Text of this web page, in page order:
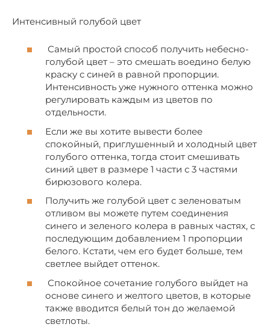
Интенсивный голубой цвет
Самый простой способ получить небесно-
голубой цвет – это смешать воедино белую
краску с синей в равной пропорции.
Интенсивность уже нужного оттенка можно
регулировать каждым из цветов по
отдельности.
Если же вы хотите вывести более
спокойный, приглушенный и холодный цвет
голубого оттенка, тогда стоит смешивать
синий цвет в размере 1 части с 3 частями
бирюзового колера.
Получить же голубой цвет с зеленоватым
отливом вы можете путем соединения
синего и зеленого колера в равных частях, с
последующим добавлением 1 пропорции
белого. Кстати, чем его будет больше, тем
светлее выйдет оттенок.
Спокойное сочетание голубого выйдет на
основе синего и желтого цветов, в которые
также вводится белый тон до желаемой
светлоты.